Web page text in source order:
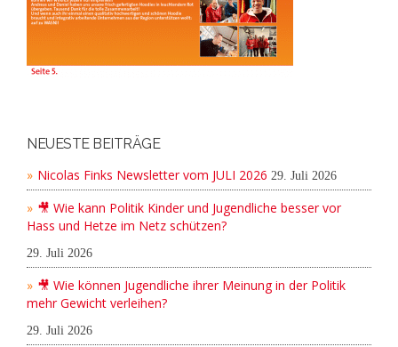
NEUESTE BEITRÄGE
Nicolas Finks Newsletter vom JULI 2026 29. Juli 2026
🎥 Wie kann Politik Kinder und Jugendliche besser vor
Hass und Hetze im Netz schützen?
29. Juli 2026
🎥 Wie können Jugendliche ihrer Meinung in der Politik
mehr Gewicht verleihen?
29. Juli 2026